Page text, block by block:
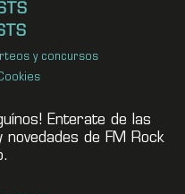
y concursos
Enterate de las
de FM Rock